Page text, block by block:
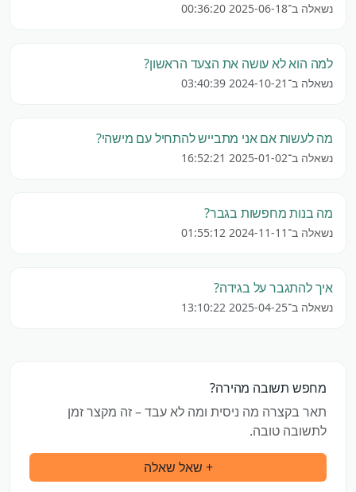
נשאלה ב־2025-06-18 00:36:20
למה הוא לא עושה את הצעד הראשון?
נשאלה ב־2024-10-21 03:40:39
מה לעשות אם אני מתבייש להתחיל עם מישהי?
נשאלה ב־2025-01-02 16:52:21
מה בנות מחפשות בגבר?
נשאלה ב־2024-11-11 01:55:12
איך להתגבר על בגידה?
נשאלה ב־2025-04-25 13:10:22
מחפש תשובה מהירה?
תאר בקצרה מה ניסית ומה לא עבד – זה מקצר זמן
לתשובה טובה.
+ שאל שאלה